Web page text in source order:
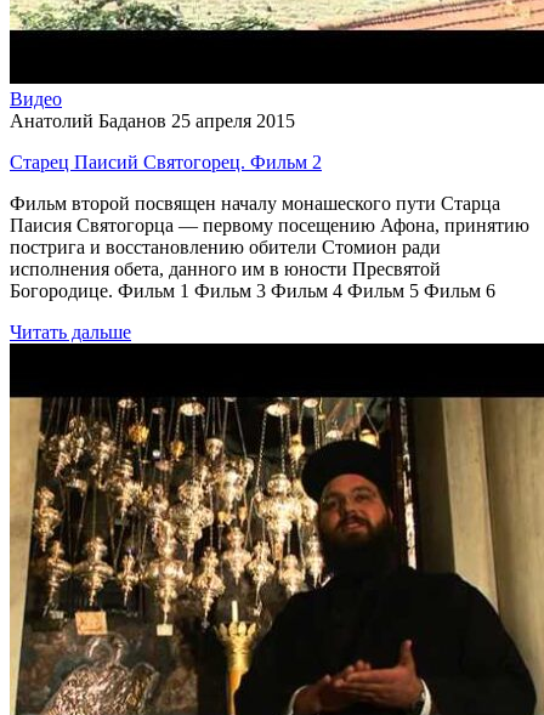
Видео
Анатолий Баданов 25 апреля 2015
Старец Паисий Святогорец. Фильм 2
Фильм второй посвящен началу монашеского пути Старца
Паисия Святогорца — первому посещению Афона, принятию
пострига и восстановлению обители Стомион ради
исполнения обета, данного им в юности Пресвятой
Богородице. Фильм 1 Фильм 3 Фильм 4 Фильм 5 Фильм 6
Читать дальше